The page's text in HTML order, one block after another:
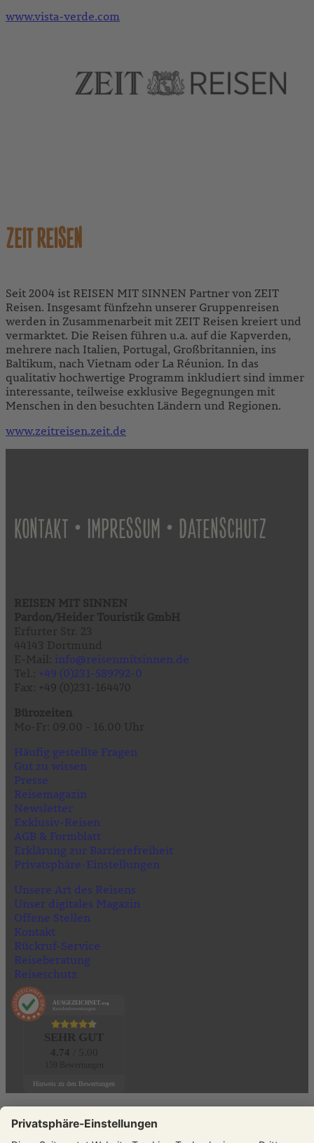
www.vista-verde.com
ZEIT REISEN
Seit 2004 ist REISEN MIT SINNEN Partner von ZEIT
Reisen. Insgesamt fünfzehn unserer Gruppenreisen
werden in Zusammenarbeit mit ZEIT Reisen kreiert und
vermarktet. Die Reisen führen u.a. auf die Kapverden,
mehrere nach Italien, Portugal, Großbritannien, ins
Baltikum, nach Vietnam oder La Réunion. In das
qualitativ hochwertige Programm inkludiert sind immer
interessante, teilweise exklusive Begegnungen mit
Menschen in den besuchten Ländern und Regionen.
www.zeitreisen.zeit.de
KONTAKT • IMPRESSUM • DATENSCHUTZ
info@reisenmitsinnen.de
+49 (0)231-589792-0
Häufig gestellte Fragen
Gut zu wissen
Presse
Reisemagazin
Newsletter
Exklusiv-Reisen
AGB & Formblatt
Erklärung zur Barrierefreiheit
Privatsphäre-Einstellungen
Unsere Art des Reisens
Unser digitales Magazin
Offene Stellen
Kontakt
Rückruf-Service
Reiseberatung
Reiseschutz
AUSGEZEICHNET .org
Kundenbewertungen
Hinweis zu den Bewertungen